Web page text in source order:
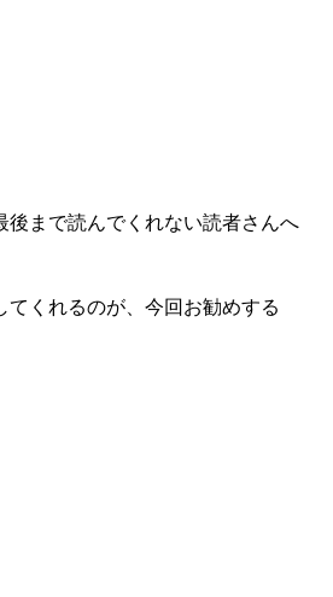
後まで読んでくれない読者さんへ
てくれるのが、今回お勧めする